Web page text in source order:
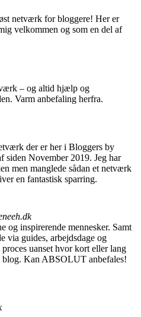
netværk for bloggere! Her er
velkommen og som en del af
– og altid hjælp og
Varm anbefaling herfra.
der er her i Bloggers by
siden November 2019. Jeg har
men manglede sådan et netværk
en fantastisk sparring.
og inspirerende mennesker. Samt
via guides, arbejdsdage og
uanset hvor kort eller lang
Kan ABSOLUT anbefales!